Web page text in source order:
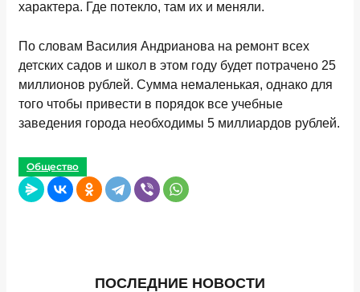
характера. Где потекло, там их и меняли.
По словам Василия Андрианова на ремонт всех
детских садов и школ в этом году будет потрачено 25
миллионов рублей. Сумма немаленькая, однако для
того чтобы привести в порядок все учебные
заведения города необходимы 5 миллиардов рублей.
Общество
ПОСЛЕДНИЕ НОВОСТИ